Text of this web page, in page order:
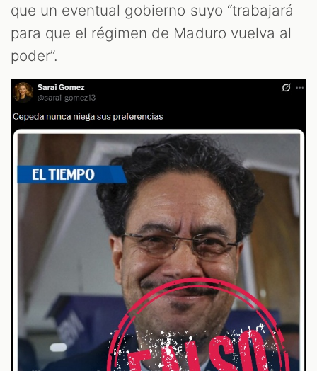
que un eventual gobierno suyo “trabajará
para que el régimen de Maduro vuelva al
poder”.